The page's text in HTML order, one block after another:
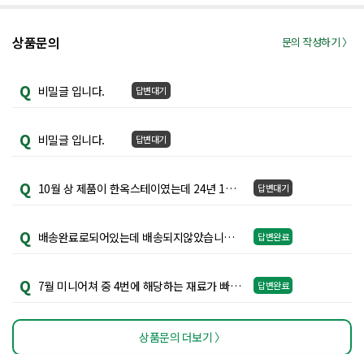
상품문의 문의 작성하기 〉
Q 비밀글 입니다. 답변대기
Q 비밀글 입니다. 답변대기
Q 10월 상 제품이 한옥스테이였는데 24년 1월 상 제품도 한옥스테이 인가요?? 답변대기
Q 배송완료로되어있는데 배송되지않았습니다. 확인부탁드립니다~ 답변완료
Q 7월 미니어쳐 중 4번에 해당하는 재료가 빠져있는데 확인부탁드립니다 답변완료
상품문의 더보기 〉